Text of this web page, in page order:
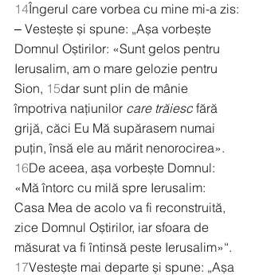
14Îngerul care vorbea cu mine mi-a zis:
‒ Vestește și spune: „Așa vorbește
Domnul Oștirilor: «Sunt gelos pentru
Ierusalim, am o mare gelozie pentru
Sion, 15dar sunt plin de mânie
împotriva națiunilor care trăiesc fără
grijă, căci Eu Mă supărasem numai
puțin, însă ele au mărit nenorocirea».
16De aceea, așa vorbește Domnul:
«Mă întorc cu milă spre Ierusalim:
Casa Mea de acolo va fi reconstruită,
zice Domnul Oștirilor, iar sfoara de
măsurat va fi întinsă peste Ierusalim»“.
17Vestește mai departe și spune: „Așa